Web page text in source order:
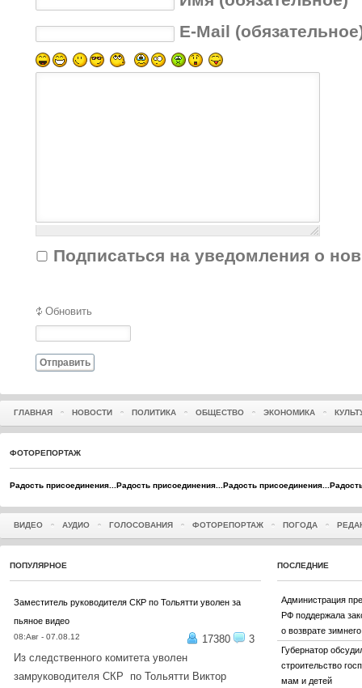
E-Mail
Подписаться на уведомления о
Обновить
Отправить
ГЛАВНАЯ НОВОСТИ ПОЛИТИКА ОБЩЕСТВО ЭКОНОМИКА
ФОТОРЕПОРТАЖ
Радость присоединения...Радость присоединения...Радость присоединения...
ВИДЕО АУДИО ГОЛОСОВАНИЯ ФОТОРЕПОРТАЖ ПОГОДА
ПОПУЛЯРНОЕ
Заместитель руководителя СКР по Тольятти уволен за
пьяное видео
08:Авг - 07.08.12 17380
3
Из следственного комитета уволен
замруководителя СКР по Тольятти Виктор
ПОСЛЕДНИЕ
Администрация
РФ поддержала
о возврате
Губернатор
строительство
мам и детей